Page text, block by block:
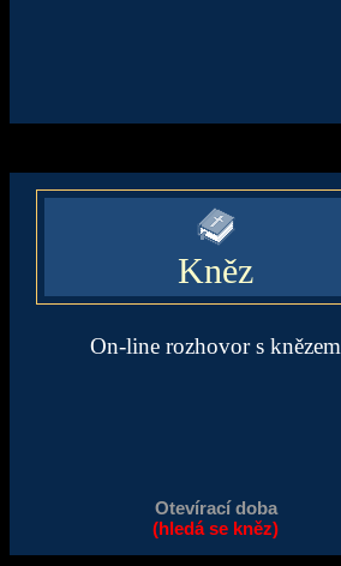
Kněz
On-line rozhovor s knězem
Otevírací doba
(hledá se kněz)